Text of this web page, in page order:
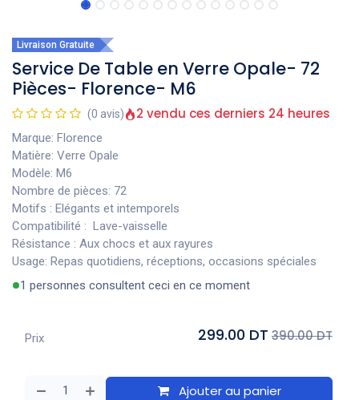
Livraison Gratuite
Service De Table en Verre Opale- 72
Pièces- Florence- M6
(0 avis) 2 vendu ces derniers 24 heures
Marque: Florence
Matière: Verre Opale
Modèle: M6
Nombre de pièces: 72
Motifs : Elégants et intemporels
Compatibilité : Lave-vaisselle
Résistance : Aux chocs et aux rayures
Usage: Repas quotidiens, réceptions, occasions spéciales
1 personnes consultent ceci en ce moment
Ajouter au panier
Prix 299.00 DT 390.00 DT